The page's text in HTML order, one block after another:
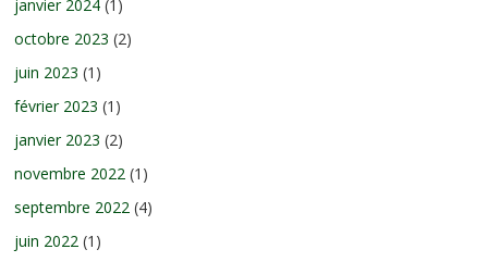
janvier 2024 (1)
octobre 2023 (2)
juin 2023 (1)
février 2023 (1)
janvier 2023 (2)
novembre 2022 (1)
septembre 2022 (4)
juin 2022 (1)